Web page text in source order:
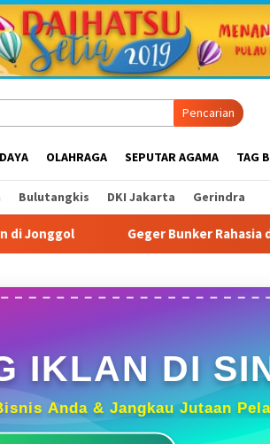
Pencarian
OLAHRAGA SEPUTAR AGAMA TAG
Bulutangkis DKI Jakarta Gerindra
Geger Bunker Rahasia di SD Islam
IKLAN DI
Anda & Jangkau Jutaan